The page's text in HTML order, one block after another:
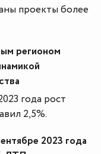
проекты более
регионом
года рост
2,5%.
2023 года